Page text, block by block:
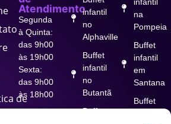
de
Atendimento
Segunda
à Quinta:
das 9h00
às 19h00
Sexta:
das 9h00
às 18h00
infantil
no
Alphaville
Buffet
infantil
no
Butantã
Buffet
infantil
na
Pompeia
Buffet
infantil
em
Santana
Buffet